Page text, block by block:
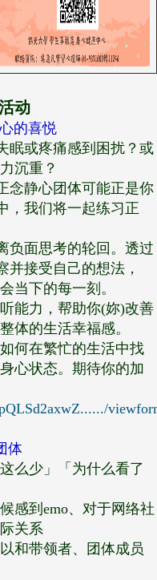
动
的喜悦
眠或疼痛感到困扰？或
沉重？
念静心团体可能正是你
，我们将一起练习正
负面思考的轮回。透过
并接受自己的想法，
当下的每一刻。
能力，帮助你(妳)改善
体的生活幸福感。
何在繁忙的生活中找
心状态。期待你的加
体
么少」「为什么看了
感到emo、对于网络社
关系
和带领者、团体成员